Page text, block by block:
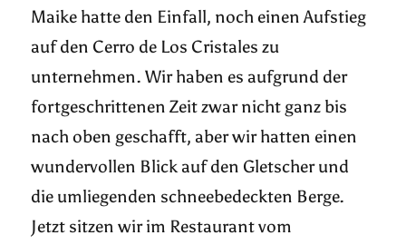
Maike hatte den Einfall, noch einen Aufstieg
auf den Cerro de Los Cristales zu
unternehmen. Wir haben es aufgrund der
fortgeschrittenen Zeit zwar nicht ganz bis
nach oben geschafft, aber wir hatten einen
wundervollen Blick auf den Gletscher und
die umliegenden schneebedeckten Berge.
Jetzt sitzen wir im Restaurant vom